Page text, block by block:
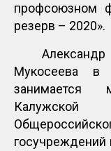
профсоюзном
резерв – 2020».
Александр
Мукосеева в
занимается
Калужской
госучреждений